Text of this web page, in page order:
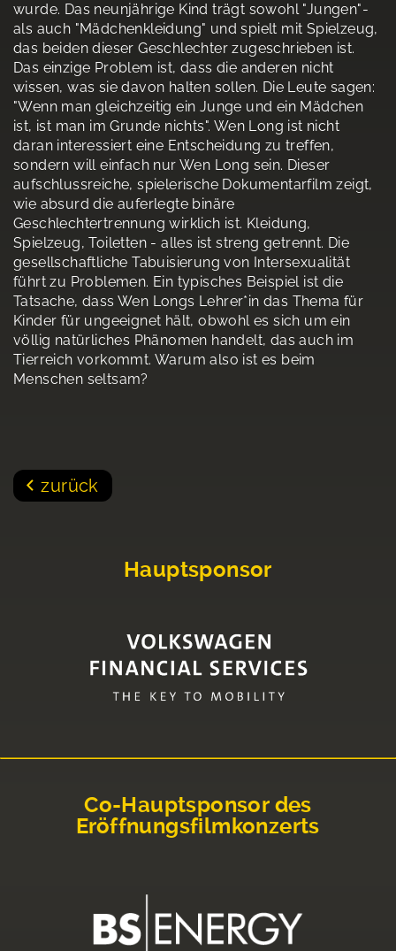
wurde. Das neunjährige Kind trägt sowohl "Jungen"-
als auch "Mädchenkleidung" und spielt mit Spielzeug,
das beiden dieser Geschlechter zugeschrieben ist.
Das einzige Problem ist, dass die anderen nicht
wissen, was sie davon halten sollen. Die Leute sagen:
"Wenn man gleichzeitig ein Junge und ein Mädchen
ist, ist man im Grunde nichts". Wen Long ist nicht
daran interessiert eine Entscheidung zu treffen,
sondern will einfach nur Wen Long sein. Dieser
aufschlussreiche, spielerische Dokumentarfilm zeigt,
wie absurd die auferlegte binäre
Geschlechtertrennung wirklich ist. Kleidung,
Spielzeug, Toiletten - alles ist streng getrennt. Die
gesellschaftliche Tabuisierung von Intersexualität
führt zu Problemen. Ein typisches Beispiel ist die
Tatsache, dass Wen Longs Lehrer*in das Thema für
Kinder für ungeeignet hält, obwohl es sich um ein
völlig natürliches Phänomen handelt, das auch im
Tierreich vorkommt. Warum also ist es beim
Menschen seltsam?
zurück
Hauptsponsor
Co-Hauptsponsor des
Eröffnungsfilmkonzerts